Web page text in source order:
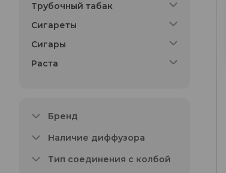
Трубочный табак
Сигареты
Сигары
Раста
Бренд
Наличие диффузора
Тип соединения с колбой